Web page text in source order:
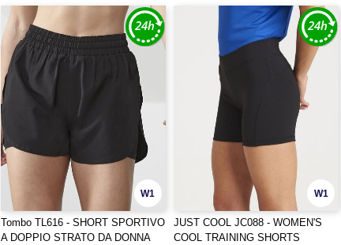
W1
Tombo TL616 - SHORT SPORTIVO
A DOPPIO STRATO DA DONNA
W1
JUST COOL JC088 - WOMEN'S
COOL TRAINING SHORTS